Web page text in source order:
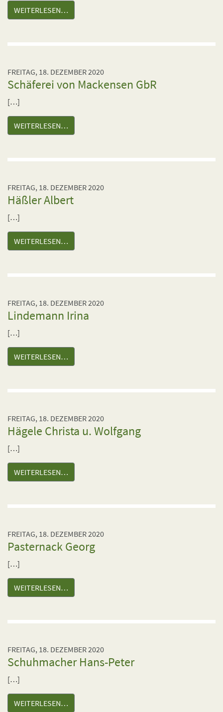
WEITERLESEN…
FREITAG, 18. DEZEMBER 2020
Schäferei von Mackensen GbR
[…]
WEITERLESEN…
FREITAG, 18. DEZEMBER 2020
Häßler Albert
[…]
WEITERLESEN…
FREITAG, 18. DEZEMBER 2020
Lindemann Irina
[…]
WEITERLESEN…
FREITAG, 18. DEZEMBER 2020
Hägele Christa u. Wolfgang
[…]
WEITERLESEN…
FREITAG, 18. DEZEMBER 2020
Pasternack Georg
[…]
WEITERLESEN…
FREITAG, 18. DEZEMBER 2020
Schuhmacher Hans-Peter
[…]
WEITERLESEN…